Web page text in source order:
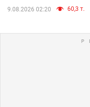
9.08.2026 02:20 60,3 т.